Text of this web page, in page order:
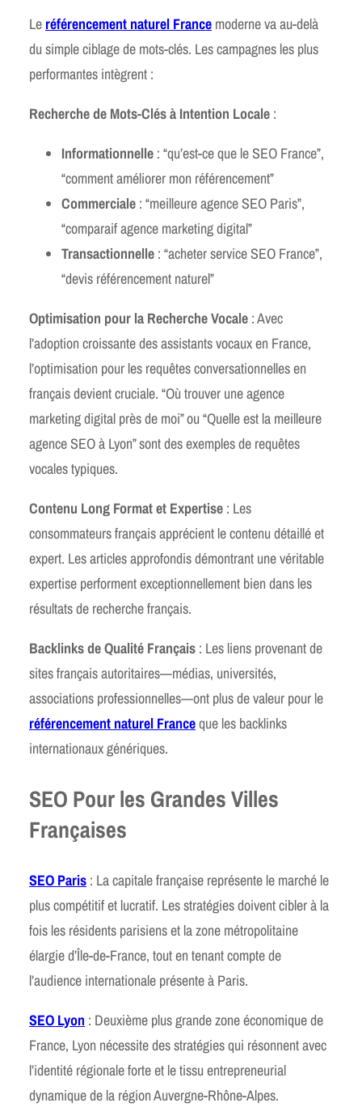
Le référencement naturel France moderne va au-delà
du simple ciblage de mots-clés. Les campagnes les plus
performantes intègrent :
Recherche de Mots-Clés à Intention Locale :
Informationnelle : “qu’est-ce que le SEO France”,
“comment améliorer mon référencement”
Commerciale : “meilleure agence SEO Paris”,
“comparaif agence marketing digital”
Transactionnelle : “acheter service SEO France”,
“devis référencement naturel”
Optimisation pour la Recherche Vocale : Avec
l’adoption croissante des assistants vocaux en France,
l’optimisation pour les requêtes conversationnelles en
français devient cruciale. “Où trouver une agence
marketing digital près de moi” ou “Quelle est la meilleure
agence SEO à Lyon” sont des exemples de requêtes
vocales typiques.
Contenu Long Format et Expertise : Les
consommateurs français apprécient le contenu détaillé et
expert. Les articles approfondis démontrant une véritable
expertise performent exceptionnellement bien dans les
résultats de recherche français.
Backlinks de Qualité Français : Les liens provenant de
sites français autoritaires—médias, universités,
associations professionnelles—ont plus de valeur pour le
référencement naturel Franceque les backlinks
internationaux génériques.
SEO Pour les Grandes Villes
Françaises
SEO Paris : La capitale française représente le marché le
plus compétitif et lucratif. Les stratégies doivent cibler à la
fois les résidents parisiens et la zone métropolitaine
élargie d’Île-de-France, tout en tenant compte de
l’audience internationale présente à Paris.
SEO Lyon : Deuxième plus grande zone économique de
France, Lyon nécessite des stratégies qui résonnent avec
l’identité régionale forte et le tissu entrepreneurial
dynamique de la région Auvergne-Rhône-Alpes.